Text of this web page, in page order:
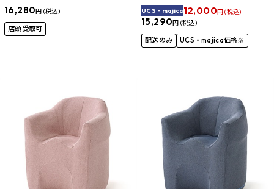
16,280円 (税込)
店頭受取可
UCS・majica12,000円 (税込)
15,290円 (税込)
配送のみ UCS・majica価格※